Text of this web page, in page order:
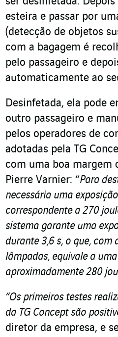
esteira e passar por
(detecção de objetos
com a bagagem é
pelo passageiro e
automaticamente ao
Desinfetada, ela pode
outro passageiro e
pelos operadores de
adotadas pela TG
com uma boa margem
Pierre Varnier: “Para
necessária uma
correspondente a 270
sistema garante uma
durante 3,6 s, o que, com
lâmpadas, equivale a
aproximadamente 280
“Os primeiros testes
da TG Concept são
diretor da empresa, e